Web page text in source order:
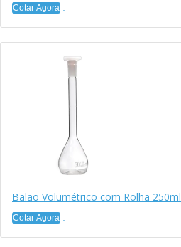
Cotar Agora
Balão Volumétrico com Rolha 250ml
Cotar Agora